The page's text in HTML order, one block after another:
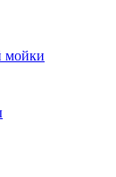
мойки